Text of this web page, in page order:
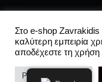
© 2021-
Rights
Στο e-shop Zavrakidis
καλύτερη εμπειρία
αποδέχεστε τη
Ρυθμίσεις Cookies